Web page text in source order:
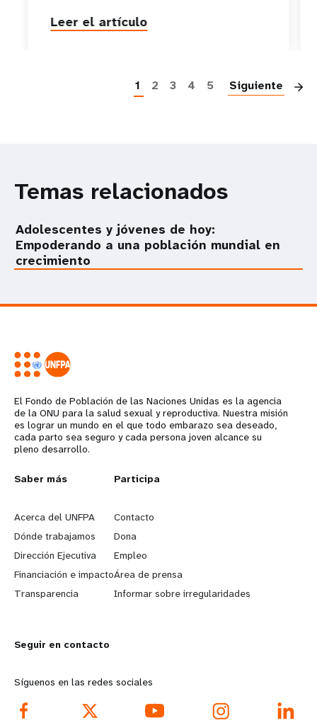
Leer el artículo
1 2 3 4 5 Siguiente
Temas relacionados
Adolescentes y jóvenes de hoy:
Empoderando a una población mundial en
crecimiento
El Fondo de Población de las Naciones Unidas es la agencia
de la ONU para la salud sexual y reproductiva. Nuestra misión
es lograr un mundo en el que todo embarazo sea deseado,
cada parto sea seguro y cada persona joven alcance su
pleno desarrollo.
L
e
a
r
n
o
r
e
Saber más
Acerca del UNFPA
Dónde trabajamos
Dirección Ejecutiva
Financiación e impacto
Transparencia
G
o
b
e
y
d
Participa
Contacto
Dona
Empleo
Área de prensa
Informar sobre irregularidades
Seguir en contacto
Síguenos en las redes sociales